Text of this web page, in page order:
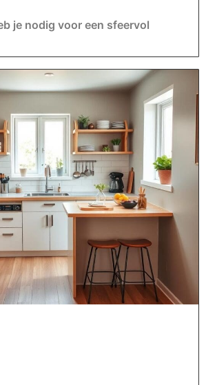
je nodig voor een sfeervol